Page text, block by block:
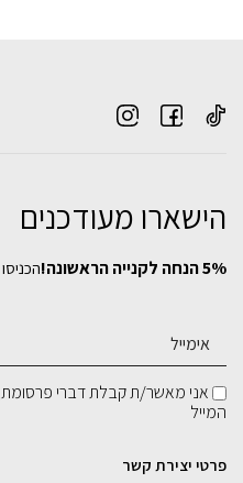
הישארו מעודכנים
5% הנחה לקנייה הראשונה!
אני מאשר/ת קבלת דברי
המייל
פרטי יצירת קשר